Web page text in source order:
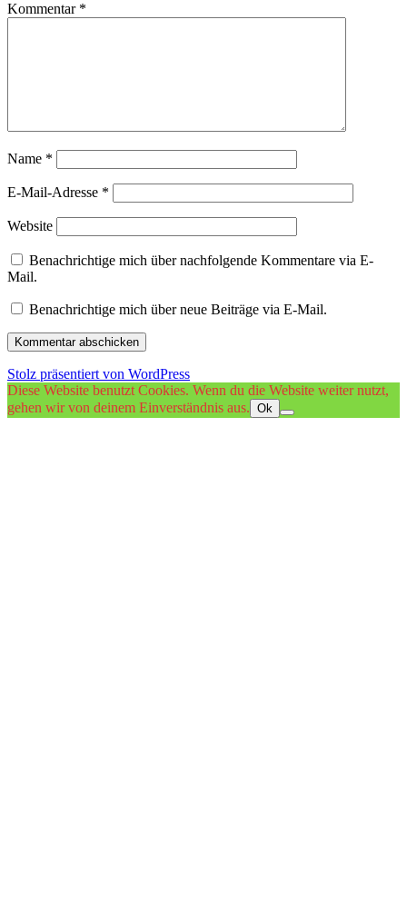
Kommentar *
Name *
E-Mail-Adresse *
Website
Benachrichtige mich über nachfolgende Kommentare via E-
Mail.
Benachrichtige mich über neue Beiträge via E-Mail.
Stolz präsentiert von WordPress
Diese Website benutzt Cookies. Wenn du die Website weiter nutzt,
gehen wir von deinem Einverständnis aus. Ok